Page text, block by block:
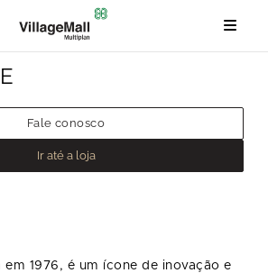
Fale conosco
Ir até a loja
1976, é um ícone de inovação e